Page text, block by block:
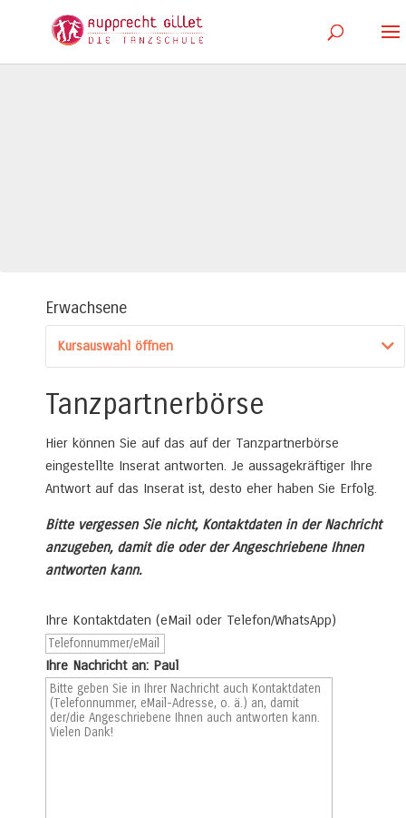
Erwachsene
Kursauswahl öffnen
Tanzpartnerbörse
Hier können Sie auf das auf der Tanzpartnerbörse
eingestellte Inserat antworten. Je aussagekräftiger Ihre
Antwort auf das Inserat ist, desto eher haben Sie Erfolg.
Bitte vergessen Sie nicht, Kontaktdaten in der Nachricht
anzugeben, damit die oder der Angeschriebene Ihnen
antworten kann.
Ihre Kontaktdaten (eMail oder Telefon/WhatsApp)
Ihre Nachricht an: Paul